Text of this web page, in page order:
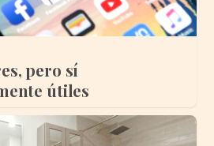
pero sí
útiles